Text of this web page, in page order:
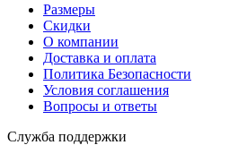
Размеры
Скидки
О компании
Доставка и оплата
Политика Безопасности
Условия соглашения
Вопросы и ответы
Служба поддержки